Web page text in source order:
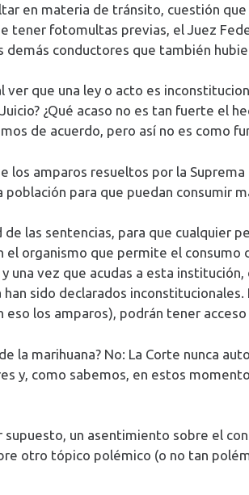
en materia de tránsito, cuestión
tener fotomultas previas, el Juez
conductores que también
que una ley o acto es
¿Qué acaso no es tan fuerte el
de acuerdo, pero así no es como
los amparos resueltos por la
para que puedan consumir
las sentencias, para que cualquier
organismo que permite el
una vez que acudas a esta
sido declarados
eso los amparos), podrán tener
la marihuana? No: La Corte nunca
y, como sabemos, en estos
un asentimiento sobre el
otro tópico polémico (o no tan